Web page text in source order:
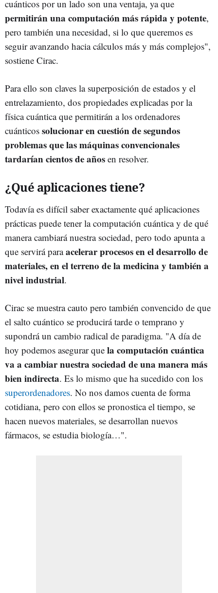
cuánticos por un lado son una ventaja, ya que
permitirán una computación más rápida y potente,
pero también una necesidad, si lo que queremos es
seguir avanzando hacia cálculos más y más complejos",
sostiene Cirac.
Para ello son claves la superposición de estados y el
entrelazamiento, dos propiedades explicadas por la
física cuántica que permitirán a los ordenadores
cuánticos solucionar en cuestión de segundos
problemas que las máquinas convencionales
tardarían cientos de años en resolver.
¿Qué aplicaciones tiene?
Todavía es difícil saber exactamente qué aplicaciones
prácticas puede tener la computación cuántica y de qué
manera cambiará nuestra sociedad, pero todo apunta a
que servirá paraacelerar procesos en el desarrollo de
materiales, en el terreno de la medicina y también a
nivel industrial.
Cirac se muestra cauto pero también convencido de que
el salto cuántico se producirá tarde o temprano y
supondrá un cambio radical de paradigma. "A día de
hoy podemos asegurar que la computación cuántica
va a cambiar nuestra sociedad de una manera más
bien indirecta. Es lo mismo que ha sucedido con los
superordenadores. No nos damos cuenta de forma
cotidiana, pero con ellos se pronostica el tiempo, se
hacen nuevos materiales, se desarrollan nuevos
fármacos, se estudia biología…".